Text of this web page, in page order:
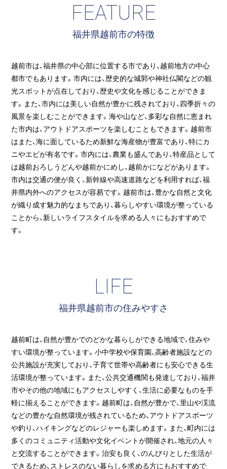
FEATURE
福井県越前市の特徴
越前市は、福井県の中心部に位置する市であり、越前地方の中心
都市でもあります。市内には、歴史的な城郭や神社仏閣などの観
光スポットが点在しており、歴史や文化を感じることができま
す。また、市内には美しい自然が豊かに残されており、四季折々の
風景を楽しむことができます。海や山など、多彩な自然に恵まれ
た市内は、アウトドアスポーツを楽しむこともできます。越前市
はまた、海に面しているため新鮮な海産物が豊富であり、特にカ
ニやエビが有名です。市内には、農業も盛んであり、特産品として
は越前おろしうどんや越前かにめし、越前かになどがあります。
市内は交通の便が良く、新幹線や高速道路などを利用すれば、福
井県内外へのアクセスが容易です。越前市は、豊かな自然と文化
が織り成す魅力的なまちであり、暮らしやすい環境が整っている
ことから、新しいライフスタイルを求める人々にもおすすめで
す。
LIFE
福井県越前市の住みやすさ
越前町は、自然が豊かでのどかな暮らしができる地域で、住みや
すい環境が整っています。小中学校や保育園、高齢者施設などの
公共施設が充実しており、子育て世帯や高齢者にも安心できる生
活環境が整っています。また、公共交通機関も発達しており、福井
市やその他の地域にもアクセスしやすく、生活に必要なものを手
軽に揃えることができます。越前町は、自然が豊かで、里山や渓流
などの豊かな自然環境が残されているため、アウトドアスポーツ
や釣り、ハイキングなどのレジャーも楽しめます。また、町内には
多くのコミュニティ活動や文化イベントが開催され、地元の人々
と交流することができます。治安も良く、のんびりとした生活が
できるため、ストレスのない暮らしを求める方にもおすすめで